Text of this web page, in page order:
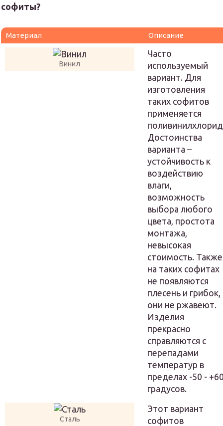
софиты?
Материал Описание
Винил
Часто
используемый
вариант. Для
изготовления
таких софитов
применяется
Достоинства
варианта –
устойчивость к
воздействию
влаги,
возможность
выбора любого
цвета, простота
монтажа,
невысокая
стоимость. Также
на таких софитах
не появляются
плесень и грибок,
они не ржавеют.
Изделия
прекрасно
справляются с
перепадами
температур в
пределах -50 -
градусов.
Сталь
Этот вариант
софитов